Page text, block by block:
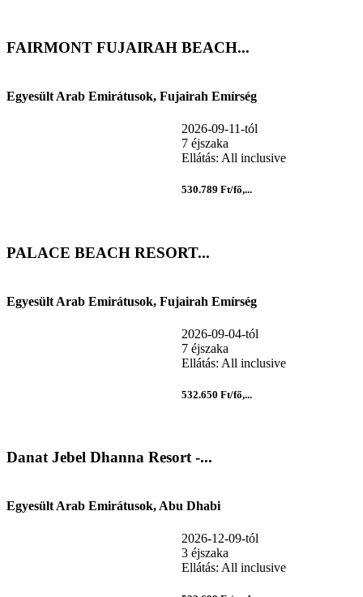
FAIRMONT FUJAIRAH BEACH...
Egyesült Arab Emirátusok, Fujairah Emírség
2026-09-11-tól
7 éjszaka
Ellátás: All inclusive
530.789 Ft/fő,...
PALACE BEACH RESORT...
Egyesült Arab Emirátusok, Fujairah Emírség
2026-09-04-tól
7 éjszaka
Ellátás: All inclusive
532.650 Ft/fő,...
Danat Jebel Dhanna Resort -...
Egyesült Arab Emirátusok, Abu Dhabi
2026-12-09-tól
3 éjszaka
Ellátás: All inclusive